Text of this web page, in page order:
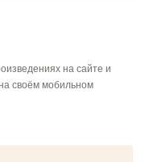
на сайте и
своём мобильном